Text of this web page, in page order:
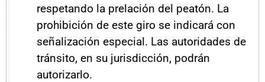
respetando la prelación del peatón. La
prohibición de este giro se indicará con
señalización especial. Las autoridades de
tránsito, en su jurisdicción, podrán
autorizarlo.